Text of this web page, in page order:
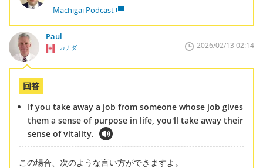
Machigai Podcast
Paul
カナダ 2026/02/13 02:14
回答
If you take away a job from someone whose job gives
them a sense of purpose in life, you'll take away their
sense of vitality.
この場合、次のような言い方ができますよ。